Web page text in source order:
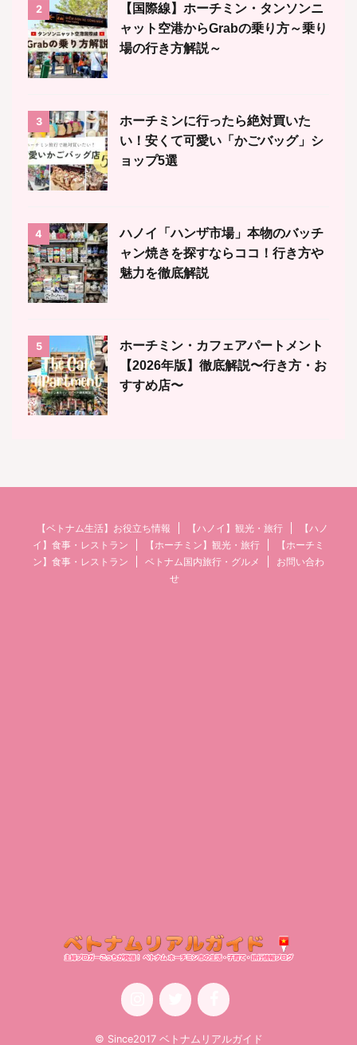
2
【国際線】ホーチミン・タンソンニ
ャット空港からGrabの乗り方～乗り
場の行き方解説～
3
ホーチミンに行ったら絶対買いた
い！安くて可愛い「かごバッグ」シ
ョップ5選
4
ハノイ「ハンザ市場」本物のバッチ
ャン焼きを探すならココ！行き方や
魅力を徹底解説
5
ホーチミン・カフェアパートメント
【2026年版】徹底解説〜行き方・お
すすめ店〜
【ベトナム生活】お役立ち情報 【ハノイ】観光・旅行
【ハノ
イ】食事・レストラン
【ホーチミン】観光・旅行
【ホーチミ
ン】食事・レストラン
ベトナム国内旅行・グルメ
お問い合わ
せ
© Since2017 ベトナムリアルガイド